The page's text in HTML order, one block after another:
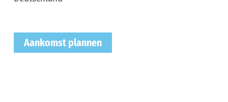
Aankomst plannen